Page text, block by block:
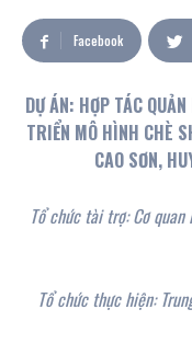
Facebook
DỰ ÁN: HỢP TÁC
TRIỂN MÔ HÌNH CHÈ
CAO SƠN,
Tổ chức tài trợ:Cơ
Tổ chức thực hiện: